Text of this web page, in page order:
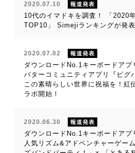
2020.07.10 報道発表
10代のイマドキを調査！ 「2020
TOP10」 Simejiランキングが発表
2020.07.02 報道発表
ダウンロードNo.1キーボードア
バターコミュニティアプリ『ピグ
この素晴らしい世界に祝福を！紅
ラボ開始！
2020.06.30 報道発表
ダウンロードNo.1キーボードア
人気リズム&アドベンチャーゲー